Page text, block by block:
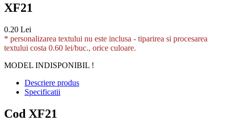
XF21
0.20 Lei
* personalizarea textului nu este inclusa - tiparirea si procesarea
textului costa 0.60 lei/buc., orice culoare.
MODEL INDISPONIBIL !
Descriere produs
Specificatii
Cod XF21